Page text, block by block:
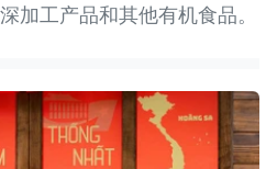
加工产品和其他有机食品。